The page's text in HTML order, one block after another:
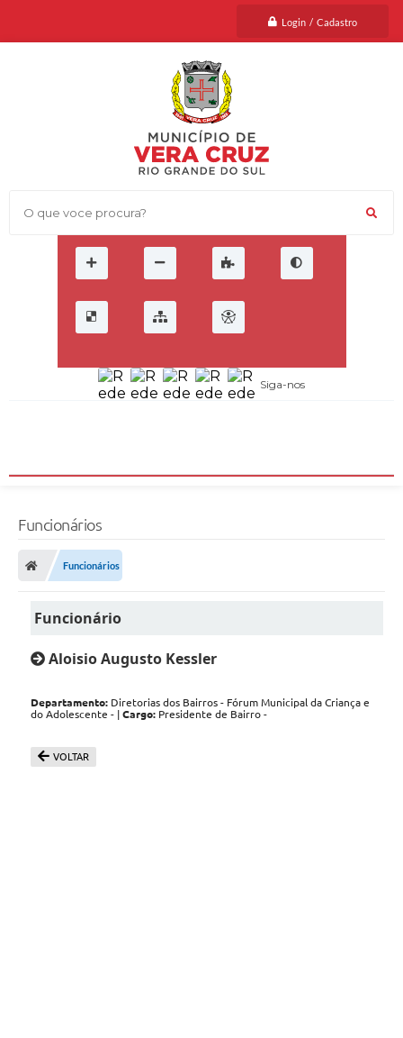
Login / Cadastro
O que voce procura?
Siga-nos
Funcionários
Funcionários
Funcionário
Aloisio Augusto Kessler
Departamento: Diretorias dos Bairros - Fórum Municipal da Criança e
do Adolescente - |Cargo: Presidente de Bairro -
VOLTAR